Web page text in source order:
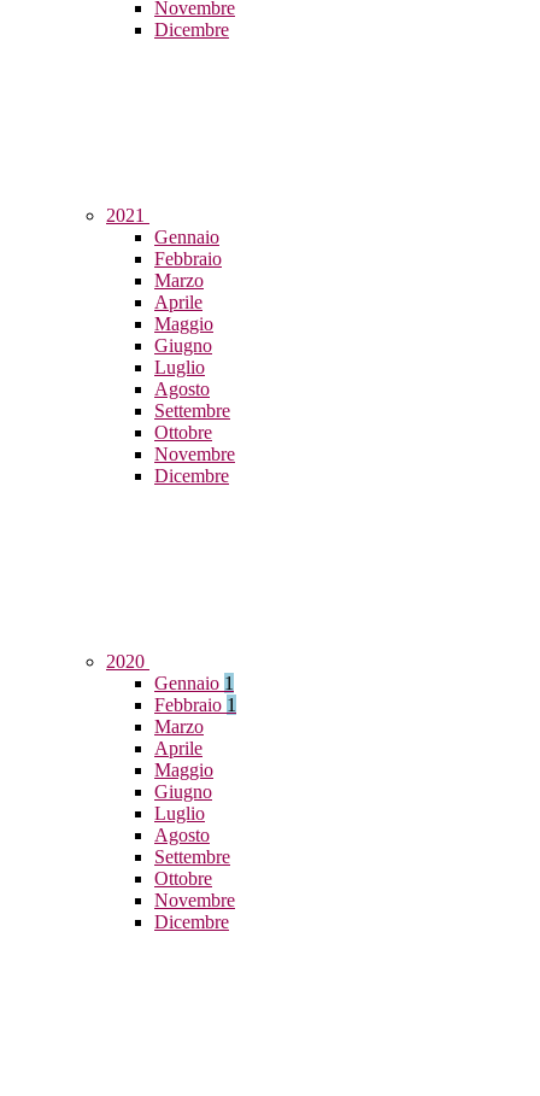
Novembre
Dicembre
2021
Gennaio
Febbraio
Marzo
Aprile
Maggio
Giugno
Luglio
Agosto
Settembre
Ottobre
Novembre
Dicembre
2020
Gennaio 1
Febbraio 1
Marzo
Aprile
Maggio
Giugno
Luglio
Agosto
Settembre
Ottobre
Novembre
Dicembre